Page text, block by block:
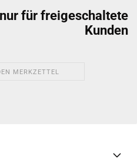
für freigeschaltete
Kunden
MERKZETTEL